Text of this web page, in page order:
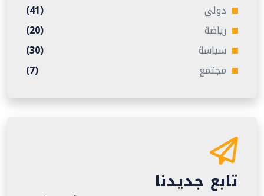
دولي
(41)
رياضة
(20)
سياسة
(30)
مجتمع
(7)
تابع جديدنا